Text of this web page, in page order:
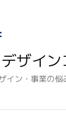
ザイ
イン・事業の